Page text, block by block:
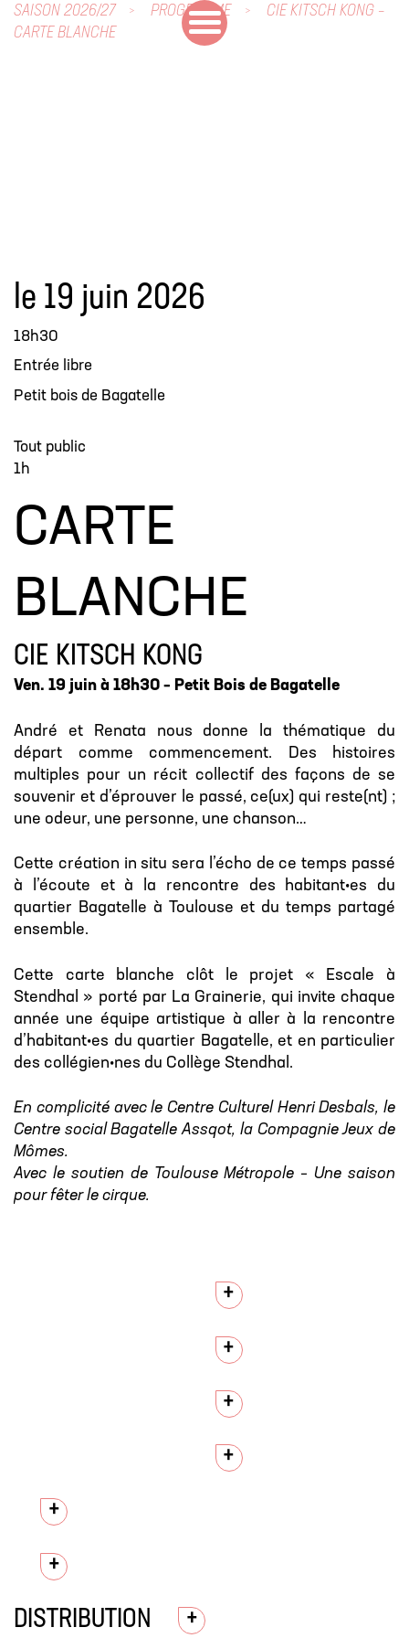
SAISON 2026/27 PROGRAMME
CIE KITSCH KONG –
CARTE BLANCHE
le 19 juin 2026
18h30
Entrée libre
Petit bois de Bagatelle
Tout public
1h
CARTE
BLANCHE
CIE KITSCH KONG
Ven. 19 juin à 18h30 – Petit Bois de Bagatelle
André et Renata nous donne la thématique du
départ comme commencement. Des histoires
multiples pour un récit collectif des façons de se
souvenir et d’éprouver le passé, ce(ux) qui reste(nt) ;
une odeur, une personne, une chanson…
Cette création in situ sera l’écho de ce temps passé
à l’écoute et à la rencontre des habitant•es du
quartier Bagatelle à Toulouse et du temps partagé
ensemble.
Cette carte blanche clôt le projet « Escale à
Stendhal » porté par La Grainerie, qui invite chaque
année une équipe artistique à aller à la rencontre
d’habitant•es du quartier Bagatelle, et en particulier
des collégien•nes du Collège Stendhal.
En complicité avec le Centre Culturel Henri Desbals, le
Centre social Bagatelle Assqot, la Compagnie Jeux de
Mômes.
Avec le soutien de Toulouse Métropole – Une saison
pour fêter le cirque.
DISTRIBUTION